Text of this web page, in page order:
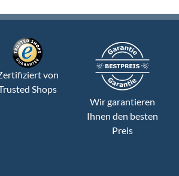
von
Shops
Wir garantieren
Ihnen den besten
Preis